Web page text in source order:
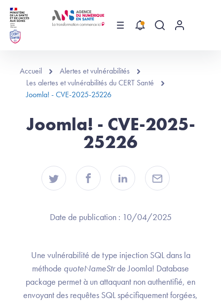
Aller au contenu principal
Menu Recherche
Menu
Accueil
Alertes et vulnérabilités
Les alertes et vulnérabilités du CERT Santé
Joomla! - CVE-2025-25226
Joomla! - CVE-2025-
25226
Date de publication : 10/04/2025
Une vulnérabilité de type injection SQL dans la
méthode quoteNameStrde Joomla! Database
package permet à un attaquant non authentifié, en
envoyant des requêtes SQL spécifiquement forgées,